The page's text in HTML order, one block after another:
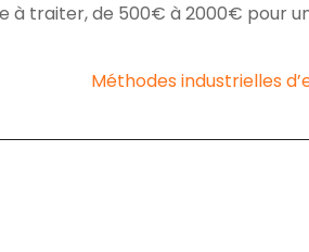
à traiter, de 500€ à 2000€ pour
Méthodes industrielles